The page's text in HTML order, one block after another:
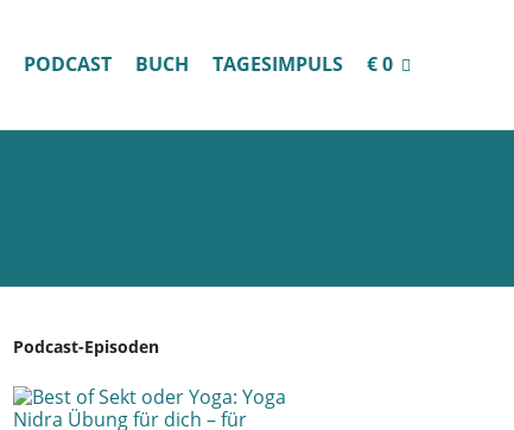
PODCAST BUCH TAGESIMPULS € 0
Podcast-Episoden